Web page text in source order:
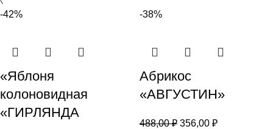
-42%
«Яблоня
колоновидная
«ГИРЛЯНДА
-38%
Абрикос
«АВГУСТИН»
488,00₽ 356,00 ₽